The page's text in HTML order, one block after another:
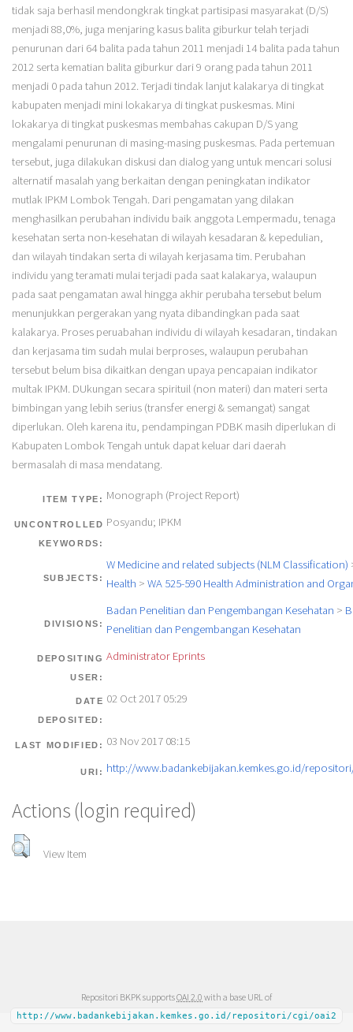
tidak saja berhasil mendongkrak tingkat partisipasi masyarakat (D/S)
menjadi 88,0%, juga menjaring kasus balita giburkur telah terjadi
penurunan dari 64 balita pada tahun 2011 menjadi 14 balita pada tahun
2012 serta kematian balita giburkur dari 9 orang pada tahun 2011
menjadi 0 pada tahun 2012. Terjadi tindak lanjut kalakarya di tingkat
kabupaten menjadi mini lokakarya di tingkat puskesmas. Mini
lokakarya di tingkat puskesmas membahas cakupan D/S yang
mengalami penurunan di masing-masing puskesmas. Pada pertemuan
tersebut, juga dilakukan diskusi dan dialog yang untuk mencari solusi
alternatif masalah yang berkaitan dengan peningkatan indikator
mutlak IPKM Lombok Tengah. Dari pengamatan yang dilakan
menghasilkan perubahan individu baik anggota Lempermadu, tenaga
kesehatan serta non-kesehatan di wilayah kesadaran & kepedulian,
dan wilayah tindakan serta di wilayah kerjasama tim. Perubahan
individu yang teramati mulai terjadi pada saat kalakarya, walaupun
pada saat pengamatan awal hingga akhir perubaha tersebut belum
menunjukkan pergerakan yang nyata dibandingkan pada saat
kalakarya. Proses peruabahan individu di wilayah kesadaran, tindakan
dan kerjasama tim sudah mulai berproses, walaupun perubahan
tersebut belum bisa dikaitkan dengan upaya pencapaian indikator
multak IPKM. DUkungan secara spirituil (non materi) dan materi serta
bimbingan yang lebih serius (transfer energi & semangat) sangat
diperlukan. Oleh karena itu, pendampingan PDBK masih diperlukan di
Kabupaten Lombok Tengah untuk dapat keluar dari daerah
bermasalah di masa mendatang.
ITEM TYPE: Monograph (Project Report)
UNCONTROLLED
KEYWORDS:
Posyandu; IPKM
SUBJECTS:
W Medicine and related subjects (NLM Classification)
Health > WA 525-590 Health Administration and
DIVISIONS:
Badan Penelitian dan Pengembangan Kesehatan >
Penelitian dan Pengembangan Kesehatan
DEPOSITING
USER:
Administrator Eprints
DATE
DEPOSITED:
02 Oct 2017 05:29
LAST MODIFIED: 03 Nov 2017 08:15
URI: http://www.badankebijakan.kemkes.go.id/
Actions (login required)
View Item
Repositori BKPK supportsOAI 2.0 with a base URL of
http://www.badankebijakan.kemkes.go.id/repositori/cgi/oai2